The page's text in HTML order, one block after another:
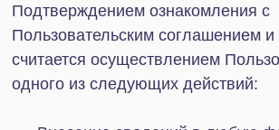
Термины и определения:
«Оферта» — предложение в адрес физических
лиц, содержащее все существенные условия
договора, являющееся стандартной формой, из
заключение договора на указанных в